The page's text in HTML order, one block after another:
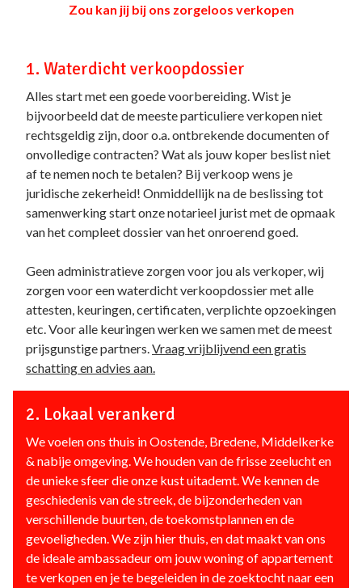
Zou kan jij bij ons zorgeloos verkopen
1. Waterdicht verkoopdossier
Alles start met een goede voorbereiding. Wist je
bijvoorbeeld dat de meeste particuliere verkopen niet
rechtsgeldig zijn, door o.a. ontbrekende documenten of
onvolledige contracten? Wat als jouw koper beslist niet
af te nemen noch te betalen? Bij verkoop wens je
juridische zekerheid! Onmiddellijk na de beslissing tot
samenwerking start onze notarieel jurist met de opmaak
van het compleet dossier van het onroerend goed.
Geen administratieve zorgen voor jou als verkoper, wij
zorgen voor een waterdicht verkoopdossier met alle
attesten, keuringen, certificaten, verplichte opzoekingen
etc. Voor alle keuringen werken we samen met de meest
prijsgunstige partners.Vraag vrijblijvend een gratis
schatting en advies aan.
2. Lokaal verankerd
We voelen ons thuis in Oostende, Bredene, Middelkerke
& nabije omgeving. We houden van de frisse zeelucht en
de unieke sfeer die onze kust uitademt. We kennen de
geschiedenis van de streek, de bijzonderheden van
verschillende buurten, de toekomstplannen en de
gevoeligheden. We zijn hier thuis, en dat maakt van ons
de ideale ambassadeur om jouw woning of appartement
te verkopen en je te begeleiden in de zoektocht naar een